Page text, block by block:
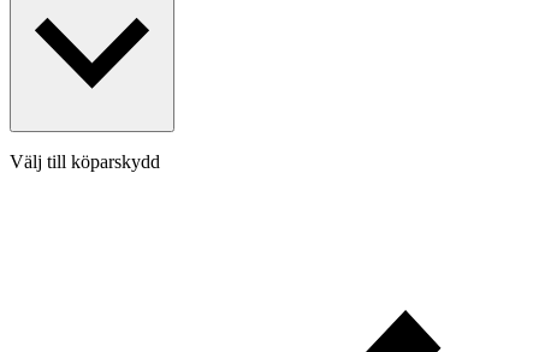
Välj till köparskydd